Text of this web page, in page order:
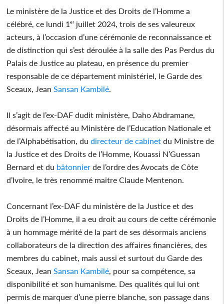
Le ministère de la Justice et des Droits de l’Homme a
célébré, ce lundi 1ᵉʳ juillet 2024, trois de ses valeureux
acteurs, à l’occasion d’une cérémonie de reconnaissance et
de distinction qui s’est déroulée à la salle des Pas Perdus du
Palais de Justice au plateau, en présence du premier
responsable de ce département ministériel, le Garde des
Sceaux, Jean Sansan Kambilé
Il s’agit de l’ex-DAF dudit ministère, Daho Abdramane,
désormais affecté au Ministère de l’Education Nationale et
de l’Alphabétisation, du directeur de cabinet du Ministre de
la Justice et des Droits de l’Homme, Kouassi N’Guessan
Bernard et du bâtonnier de l’ordre des Avocats de Côte
d’Ivoire, le très renommé maitre Claude Mentenon.
Concernant l’ex-DAF du ministère de la Justice et des
Droits de l’Homme, il a eu droit au cours de cette cérémonie
à un hommage mérité de la part de ses désormais anciens
collaborateurs de la direction des affaires financières, des
membres du cabinet, mais aussi et surtout du Garde des
Sceaux, Jean Sansan Kambilé , pour sa compétence, sa
disponibilité et son humanisme. Des qualités qui lui ont
permis de marquer d’une pierre blanche, son passage dans